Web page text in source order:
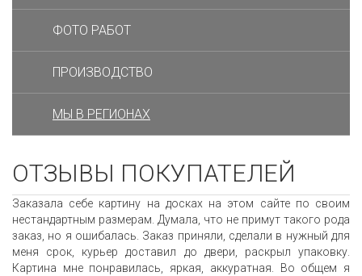
ФОТО РАБОТ
ПРОИЗВОДСТВО
МЫ В РЕГИОНАХ
ОТЗЫВЫ ПОКУПАТЕЛЕЙ
Заказала себе картину на досках на этом сайте по своим
нестандартным размерам. Думала, что не примут такого рода
заказ, но я ошибалась. Заказ приняли, сделали в нужный для
меня срок, курьер доставил до двери, раскрыл упаковку.
Картина мне понравилась, яркая, аккуратная. Во общем я